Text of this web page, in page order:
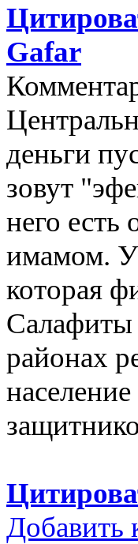
Gafar
деньги
зовут
него есть
имамом. У
которая
Салафиты
районах
Добавить